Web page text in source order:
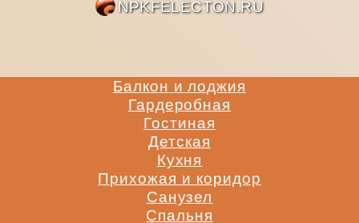
Балкон и лоджия
Гардеробная
Гостиная
Детская
Кухня
Прихожая и коридор
Санузел
Спальня